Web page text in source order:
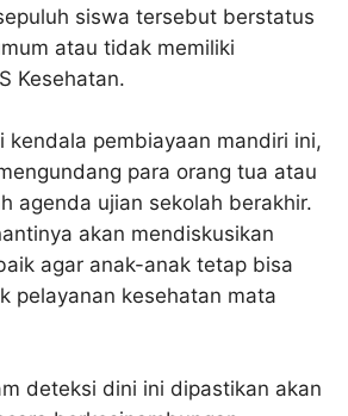
siswa tersebut berstatus
atau tidak memiliki
Kesehatan.
kendala pembiayaan mandiri ini,
para orang tua atau
agenda ujian sekolah berakhir.
akan mendiskusikan
agar anak-anak tetap bisa
pelayanan kesehatan mata
deteksi dini ini dipastikan akan